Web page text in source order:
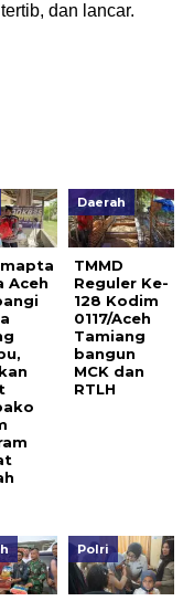
dan lancar.
Aceh
Daerah
TMMD
Reguler Ke-
128 Kodim
0117/Aceh
Tamiang
bangun
MCK dan
RTLH
Polri